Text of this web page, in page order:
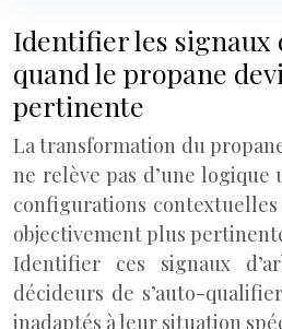
Identifier les signaux
quand le propane
pertinente
La transformation du
ne relève pas d’une logique
configurations
objectivement plus
Identifier ces signaux
décideurs de s’auto-
inadaptés à leur situation